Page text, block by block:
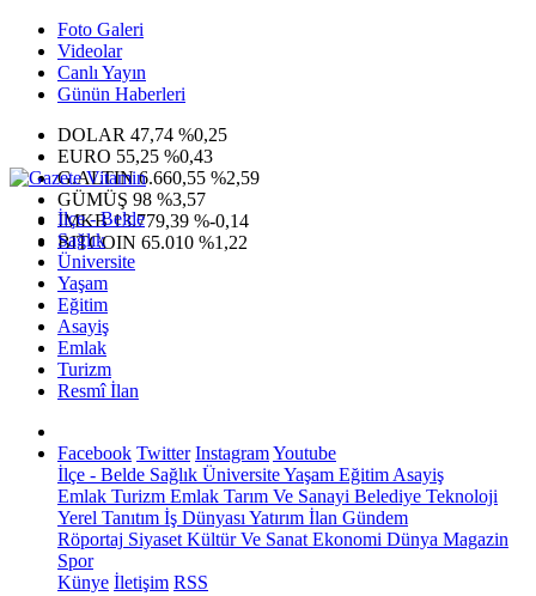
Foto Galeri
Videolar
Canlı Yayın
Günün Haberleri
DOLAR 47,74 %0,25
EURO 55,25 %0,43
G.ALTIN6.660,55 %2,59
GÜMÜŞ 98 %3,57
IMKB13.779,39 %-0,14
BITCOIN 65.010 %1,22
İlçe - Belde
Sağlık
Üniversite
Yaşam
Eğitim
Asayiş
Emlak
Turizm
Resmî İlan
Facebook Twitter InstagramYoutube
İlçe - Belde Sağlık ÜniversiteYaşam Eğitim Asayiş
Emlak Turizm Emlak Tarım Ve Sanayi Belediye Teknoloji
Yerel Tanıtım İş Dünyası Yatırım İlan Gündem
Röportaj Siyaset Kültür Ve Sanat Ekonomi Dünya Magazin
Spor
Künye İletişim RSS